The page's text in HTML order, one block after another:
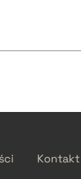
Kontakt